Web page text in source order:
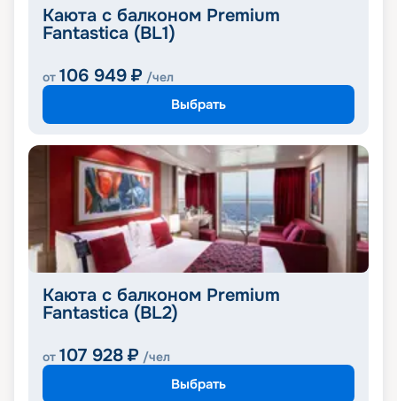
Каюта с балконом Premium
Fantastica (BL1)
от 106 949 ₽ /чел
Выбрать
Каюта с балконом Premium
Fantastica (BL2)
от 107 928 ₽ /чел
Выбрать